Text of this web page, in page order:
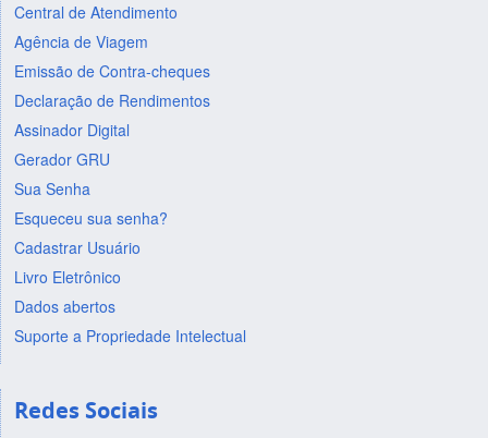
Central de Atendimento
Agência de Viagem
Emissão de Contra-cheques
Declaração de Rendimentos
Assinador Digital
Gerador GRU
Sua Senha
Esqueceu sua senha?
Cadastrar Usuário
Livro Eletrônico
Dados abertos
Suporte a Propriedade Intelectual
Redes Sociais